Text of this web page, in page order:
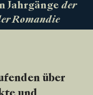
Jahrgänge der
Romandie
über